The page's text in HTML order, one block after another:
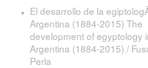
El desarrollo de la
Argentina (1884-2015) The
development of egyptology
Argentina (1884-2015) /
Perla